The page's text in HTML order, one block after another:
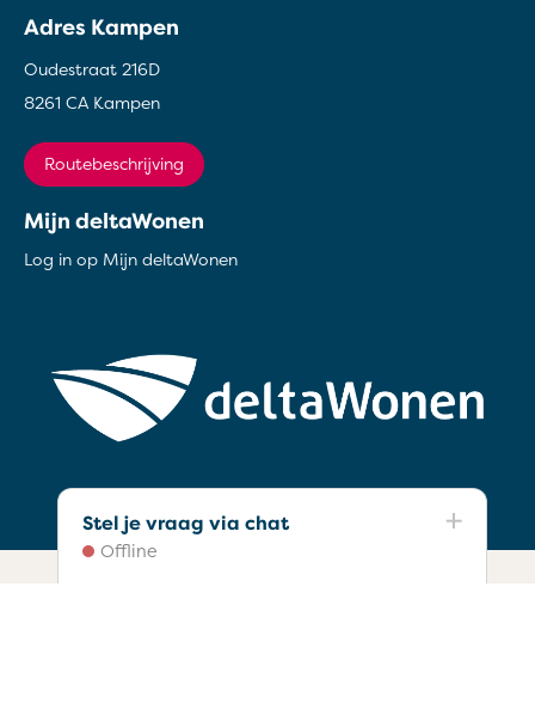
Adres Kampen
Oudestraat 216D
8261 CA Kampen
Routebeschrijving
Mijn deltaWonen
Log in op Mijn deltaWonen
Stel je vraag via chat
Offline